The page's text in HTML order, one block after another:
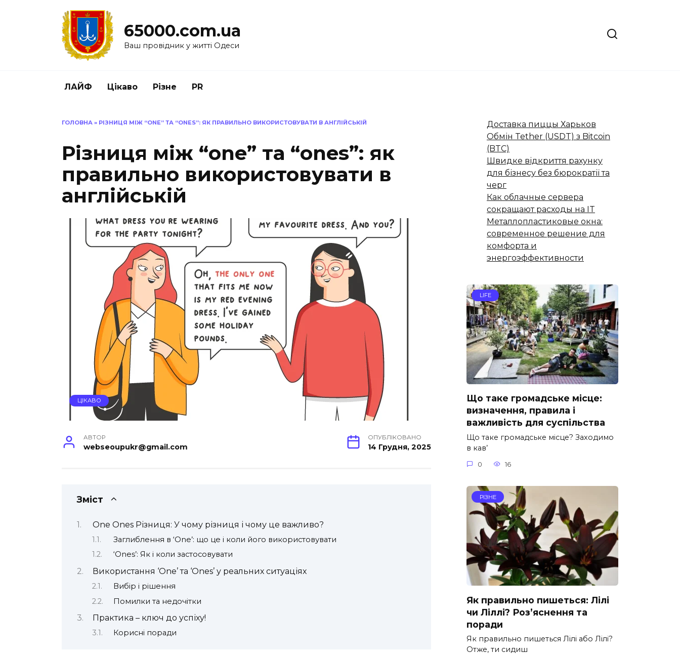
65000.com.ua
Ваш провідник у житті Одеси
ЛАЙФ Цікаво Різне PR
ГОЛОВНА » РІЗНИЦЯ МІЖ “ONE” ТА “ONES”: ЯК ПРАВИЛЬНО ВИКОРИСТОВУВАТИ В АНГЛІЙСЬКІЙ
Різниця між “one” та “ones”: як
правильно використовувати в
англійській
ЦІКАВО
АВТОР
webseoupukr@gmail.com
ОПУБЛІКОВАНО
14 Грудня, 2025
Зміст
One Ones Різниця: У чому різниця і чому це важливо?
Заглиблення в ‘One’: що це і коли його використовувати
‘Ones’: Як і коли застосовувати
Використання ‘One’ та ‘Ones’ у реальних ситуаціях
Вибір і рішення
Помилки та недочітки
Практика – ключ до успіху!
Корисні поради
Доставка пиццы Харьков
Обмін Tether (USDT) з Bitcoin
(BTC)
Швидке відкриття рахунку
для бізнесу без бюрократії та
черг
Как облачные сервера
сокращают расходы на IT
Металлопластиковые окна:
современное решение для
комфорта и
энергоэффективности
LIFE
Що таке громадське місце:
визначення, правила і
важливість для суспільства
Що таке громадське місце? Заходимо
в кав’
0 16
РІЗНЕ
Як правильно пишеться: Лілі
чи Ліллі? Роз’яснення та
поради
Як правильно пишеться Лілі або Лілі?
Отже, ти сидиш